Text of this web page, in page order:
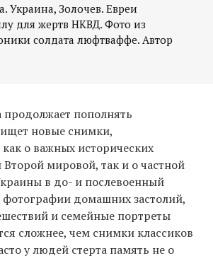
Украина, Золочев. Евреи
для жертв НКВД. Фото из
солдата люфтваффе. Автор
пополнять
новые снимки,
о важных исторических
мировой, так и о частной
в до- и послевоенный
домашних застолий,
и семейные портреты
сложнее, чем снимки классиков
у людей стерта память не о